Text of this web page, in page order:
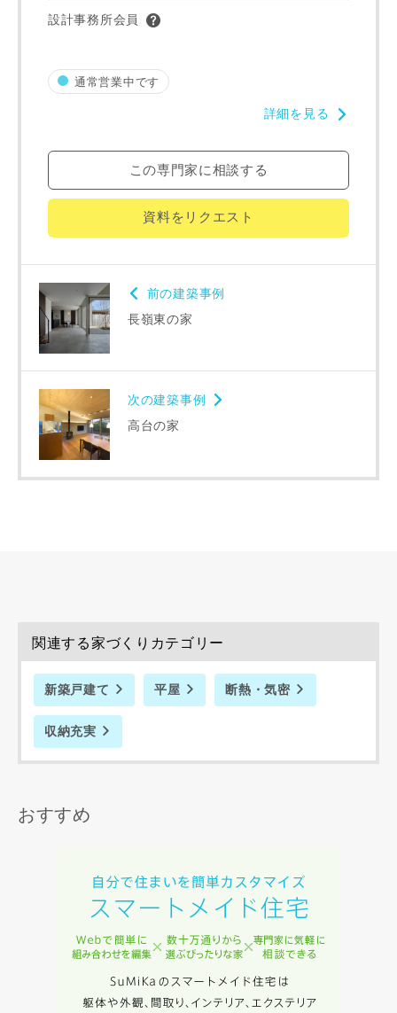
設計事務所会員
通常営業中です
詳細を見る
この専門家に相談する
資料をリクエスト
前の建築事例
長嶺東の家
次の建築事例
高台の家
関連する家づくりカテゴリー
新築戸建て 平屋 断熱・気密
収納充実
おすすめ
プライバシーポリシー
当社はお客様からいただいた個人情報を，お客様が指定され
た専門家へ提供すること、または当社サービスのご案内のた
損害について、債務不履行責任、不法行為責任、その他の法
律上の請求原因の如何を問わず賠償の責任を負わないものと
します。
当社は、お客様が本サービスを利用することにより第三者と
の間で生じた紛争等について一切責任を負わないものとしま
入力内容を送信する